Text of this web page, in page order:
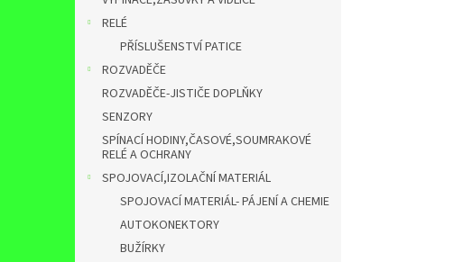
RELÉ
PŘÍSLUŠENSTVÍ PATICE
ROZVADĚČE
ROZVADĚČE-JISTIČE DOPLŇKY
SENZORY
SPÍNACÍ HODINY,ČASOVÉ,SOUMRAKOVÉ
RELÉ A OCHRANY
SPOJOVACÍ,IZOLAČNÍ MATERIÁL
SPOJOVACÍ MATERIÁL- PÁJENÍ A CHEMIE
AUTOKONEKTORY
BUŽÍRKY